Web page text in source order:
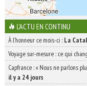
L'ACTU EN CONTINU
À l'honneur ce mois-ci : La
Voyage sur-mesure : ce qui
Capfrance : « Nous ne parlons
il y a 24 jours